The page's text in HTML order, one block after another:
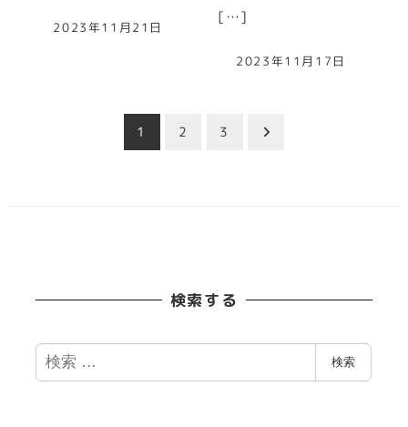
2023年11月21日
[…]
2023年11月17日
ー
ジ
1 2 3
検索する
検
索
検索